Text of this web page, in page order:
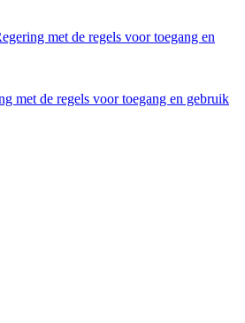
met de regels voor toegang en
met de regels voor toegang en gebruik